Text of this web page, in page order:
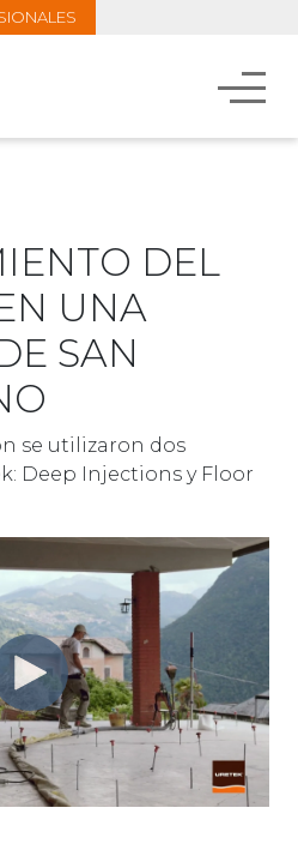
DEL
UNA
SAN
se utilizaron dos
Deep Injections y Floor